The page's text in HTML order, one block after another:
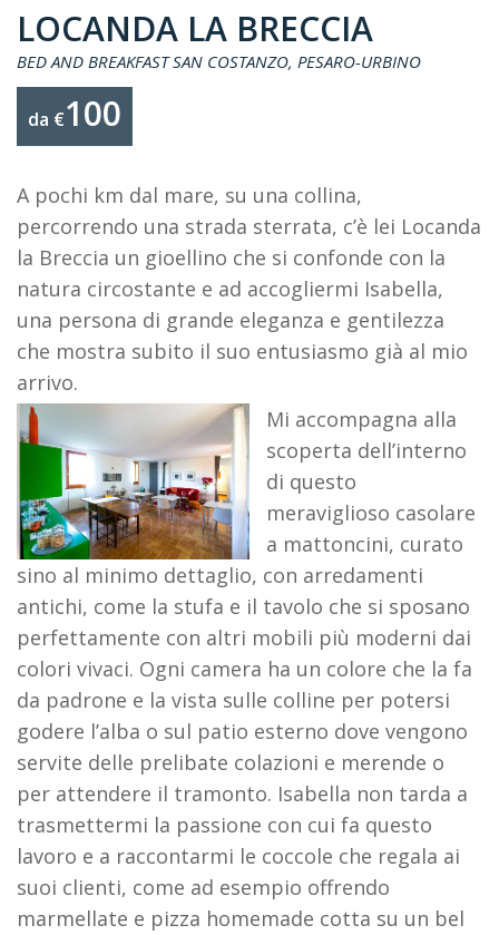
LOCANDA LA BRECCIA
BED AND BREAKFAST SAN COSTANZO, PESARO-URBINO
da €100
A pochi km dal mare, su una collina,
percorrendo una strada sterrata, c’è lei Locanda
la Breccia un gioellino che si confonde con la
natura circostante e ad accogliermi Isabella,
una persona di grande eleganza e gentilezza
che mostra subito il suo entusiasmo già al mio
arrivo.
Mi accompagna alla
scoperta dell’interno
di questo
meraviglioso casolare
a mattoncini, curato
sino al minimo dettaglio, con arredamenti
antichi, come la stufa e il tavolo che si sposano
perfettamente con altri mobili più moderni dai
colori vivaci. Ogni camera ha un colore che la fa
da padrone e la vista sulle colline per potersi
godere l’alba o sul patio esterno dove vengono
servite delle prelibate colazioni e merende o
per attendere il tramonto. Isabella non tarda a
trasmettermi la passione con cui fa questo
lavoro e a raccontarmi le coccole che regala ai
suoi clienti, come ad esempio offrendo
marmellate e pizza homemade cotta su un bel